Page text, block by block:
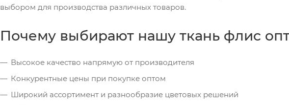
выбором для производства различных товаров.
Почему выбирают нашу ткань флис
Высокое качество напрямую от производителя
Конкурентные цены при покупке оптом
Широкий ассортимент и разнообразие цветовых решений